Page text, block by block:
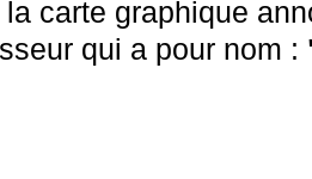
carte graphique
qui a pour nom :